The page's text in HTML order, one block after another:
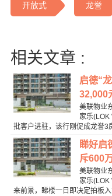
开放式 龙誉
相关文章 :
启德“
32,000
美联物业
家乐(LOK
批客户进驻，该行刚促成龙誉3
睇好启
斥600
美联物业
家乐(LOK
来前景，睇楼一日即决定拍板